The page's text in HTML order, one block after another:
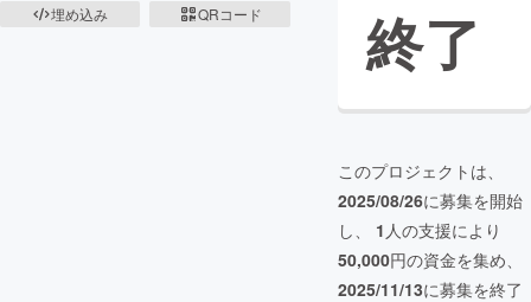
埋め込み
QRコード 終了
このプロジェクトは、
2025/08/26に募集を開始
し、 1 人の支援により
50,000円の資金を集め、
2025/11/13に募集を終了